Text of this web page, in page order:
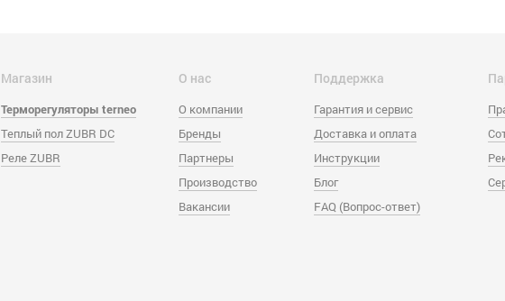
Магазин
Терморегуляторы terneo
Теплый пол ZUBR DC
Реле ZUBR
О нас
О компании
Бренды
Партнеры
Производство
Вакансии
Поддержка
Гарантия и сервис
Доставка и оплата
Инструкции
Блог
FAQ (Вопрос-ответ)